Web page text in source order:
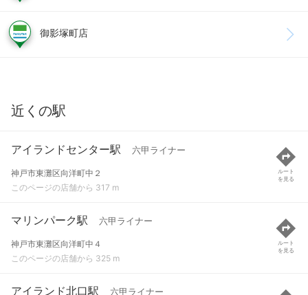
御影塚町店
近くの駅
アイランドセンター駅 六甲ライナー
神戸市東灘区向洋町中２
このページの店舗から 317 m
ルート
を見る
マリンパーク駅 六甲ライナー
神戸市東灘区向洋町中４
このページの店舗から 325 m
ルート
を見る
アイランド北口駅 六甲ライナー